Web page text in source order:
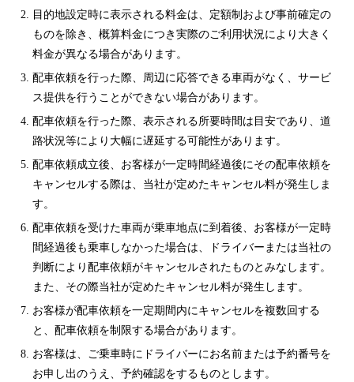
目的地設定時に表示される料金は、定額制および事前確定の
ものを除き、概算料金につき実際のご利用状況により大きく
料金が異なる場合があります。
配車依頼を行った際、周辺に応答できる車両がなく、サービ
ス提供を行うことができない場合があります。
配車依頼を行った際、表示される所要時間は目安であり、道
路状況等により大幅に遅延する可能性があります。
配車依頼成立後、お客様が一定時間経過後にその配車依頼を
キャンセルする際は、当社が定めたキャンセル料が発生しま
す。
配車依頼を受けた車両が乗車地点に到着後、お客様が一定時
間経過後も乗車しなかった場合は、ドライバーまたは当社の
判断により配車依頼がキャンセルされたものとみなします。
また、その際当社が定めたキャンセル料が発生します。
お客様が配車依頼を一定期間内にキャンセルを複数回する
と、配車依頼を制限する場合があります。
お客様は、ご乗車時にドライバーにお名前または予約番号を
お申し出のうえ、予約確認をするものとします。